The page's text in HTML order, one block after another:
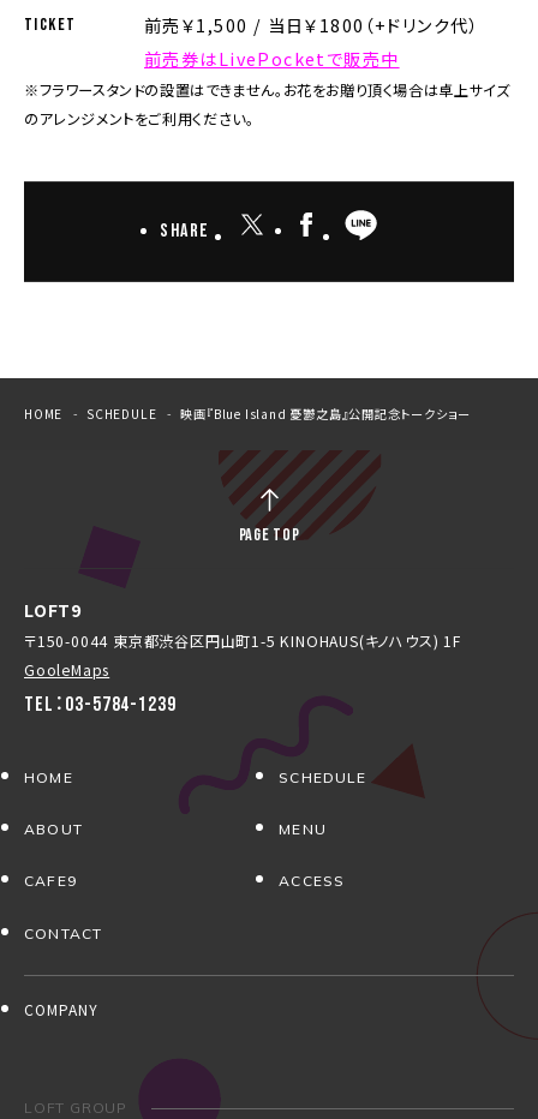
TICKET
前売￥1,500 / 当日￥1800（+ドリンク代）
前売券はLivePocketで販売中
※フラワースタンドの設置はできません。お花をお贈り頂く場合は卓上サイズ
のアレンジメントをご利用ください。
Share
HOME SCHEDULE 映画『Blue Island 憂鬱之島』公開記念トークショー
LOFT9
〒150-0044 東京都渋谷区円山町1-5 KINOHAUS(キノハウス) 1F
GooleMaps
TEL：03-5784-1239
HOME SCHEDULE
ABOUT MENU
CAFE9 ACCESS
CONTACT
COMPANY
LOFT GROUP
PAGE TOP